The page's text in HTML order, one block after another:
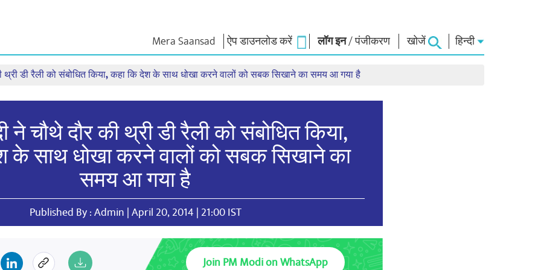
Mera Saansad ऐप डाउनलोड करें लॉग इन/पंजीकरण खोजें हिन्दी
शासन
शासन प्रतिमान
इंफोग्राफिक्स
इनसाइट्स
श्रेणियाँ
नमो मर्चेंडाइज
अंतर्राष्‍ट्रीय
काशी विकास यात्रा
नमो के विचार
एग्जाम वारियर्स
भाषण
संबोधन का मूल पाठ
साक्षात्कार
ब्लॉग
नमो लाइब्रेरी
फोटो गैलरी
कवि और लेखक
ई-ग्रीटिंग्स
दिग्गज बोले
फोटो बूथ
थ्री डी रैली को संबोधित किया, कहा कि देश के साथ धोखा करने वालों को सबक सिखाने का समय आ गया है
ने चौथे दौर की थ्री डी रैली को संबोधित किया,
के साथ धोखा करने वालों को सबक सिखाने का
समय आ गया है
Published By : Admin | April 20, 2014 | 21:00 IST
Join PM Modi on WhatsApp